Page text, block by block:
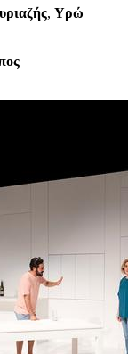
, Υρώ